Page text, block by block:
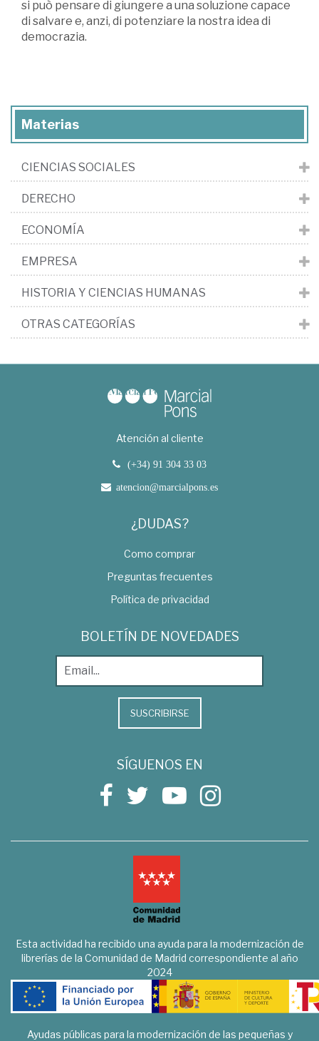
si può pensare di giungere a una soluzione capace
di salvare e, anzi, di potenziare la nostra idea di
democrazia.
Materias
CIENCIAS SOCIALES
DERECHO
ECONOMÍA
EMPRESA
HISTORIA Y CIENCIAS HUMANAS
OTRAS CATEGORÍAS
Atención al cliente
(+34) 91 304 33 03
atencion@marcialpons.es
¿DUDAS?
Como comprar
Preguntas frecuentes
Política de privacidad
BOLETÍN DE NOVEDADES
SUSCRIBIRSE
SÍGUENOS EN
Esta actividad ha recibido una ayuda para la modernización de
librerías de la Comunidad de Madrid correspondiente al año
2024
Ayudas públicas para la modernización de las pequeñas y